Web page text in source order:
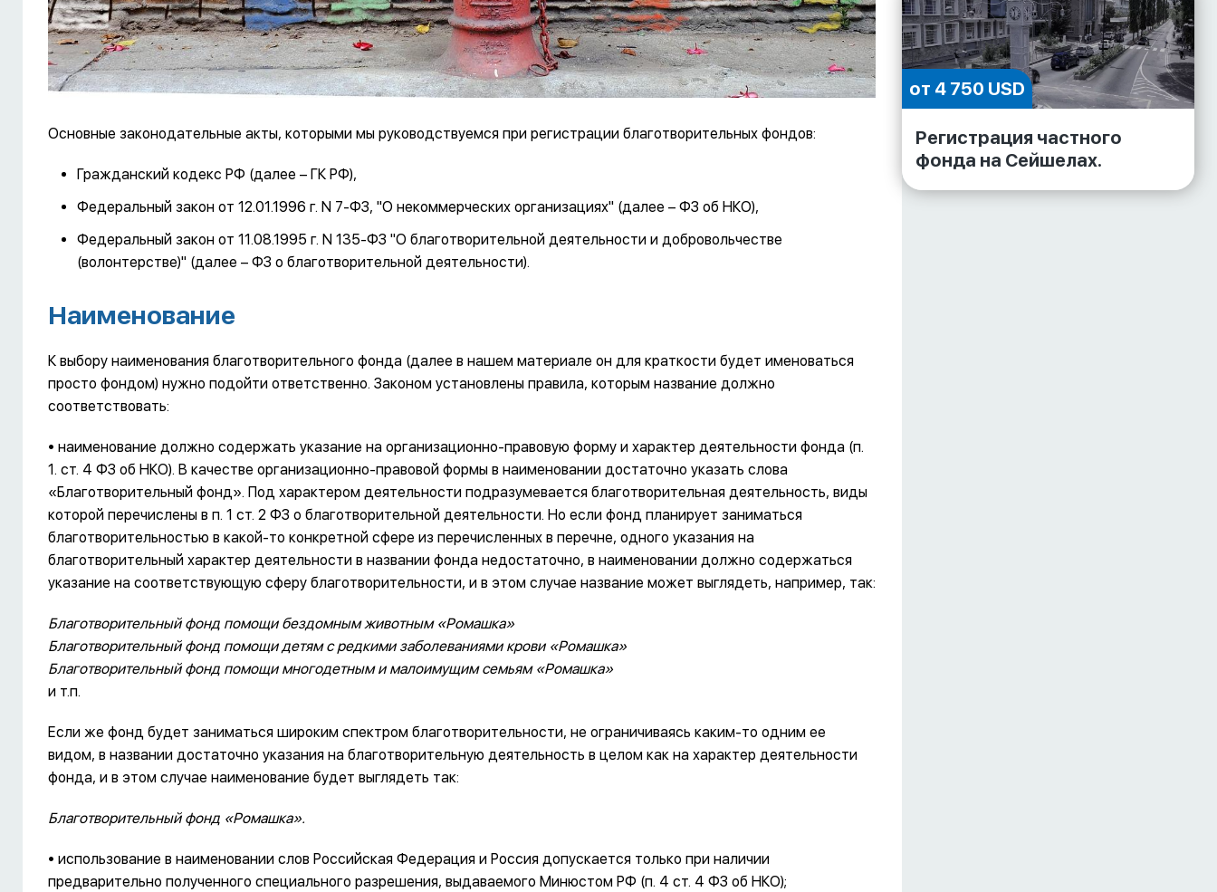
Основные законодательные акты, которыми мы руководствуемся при регистрации благотворительных фондов:
Гражданский кодекс РФ (далее – ГК РФ),
Федеральный закон от 12.01.1996 г. N 7-ФЗ, "О некоммерческих организациях" (далее – ФЗ об НКО),
Федеральный закон от 11.08.1995 г. N 135-ФЗ "О благотворительной деятельности и добровольчестве
(волонтерстве)" (далее – ФЗ о благотворительной деятельности).
Наименование
К выбору наименования благотворительного фонда (далее в нашем материале он для краткости будет именоваться
просто фондом) нужно подойти ответственно. Законом установлены правила, которым название должно
соответствовать:
• наименование должно содержать указание на организационно-правовую форму и характер деятельности фонда (п.
1. ст. 4 ФЗ об НКО). В качестве организационно-правовой формы в наименовании достаточно указать слова
«Благотворительный фонд». Под характером деятельности подразумевается благотворительная деятельность, виды
которой перечислены в п. 1 ст. 2 ФЗ о благотворительной деятельности. Но если фонд планирует заниматься
благотворительностью в какой-то конкретной сфере из перечисленных в перечне, одного указания на
благотворительный характер деятельности в названии фонда недостаточно, в наименовании должно содержаться
указание на соответствующую сферу благотворительности, и в этом случае название может выглядеть, например, так:
Благотворительный фонд помощи бездомным животным «Ромашка»
Благотворительный фонд помощи детям с редкими заболеваниями крови «Ромашка»
Благотворительный фонд помощи многодетным и малоимущим семьям «Ромашка»
и т.п.
Если же фонд будет заниматься широким спектром благотворительности, не ограничиваясь каким-то одним ее
видом, в названии достаточно указания на благотворительную деятельность в целом как на характер деятельности
фонда, и в этом случае наименование будет выглядеть так:
Благотворительный фонд «Ромашка».
• использование в наименовании слов Российская Федерация и Россия допускается только при наличии
предварительно полученного специального разрешения, выдаваемого Минюстом РФ (п. 4 ст. 4 ФЗ об НКО);
от 4 750 USD
Регистрация частного
фонда на Сейшелах.